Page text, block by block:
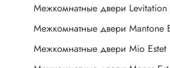
Межкомнатные двери Levitation
Межкомнатные двери Mantone
Межкомнатные двери Mio Estet